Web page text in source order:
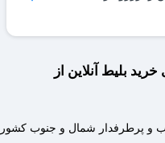
طول پرواز و کلاس پرواز
صندلی مدنظر رزرو
بلیط آنلاین از
و پرطرفدار شمال و جنوب کشور